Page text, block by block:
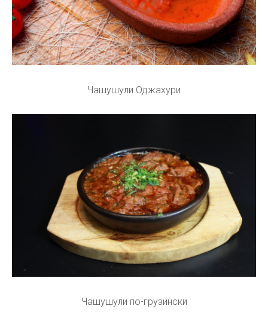
Чашушули Оджахури
Чашушули по-грузински